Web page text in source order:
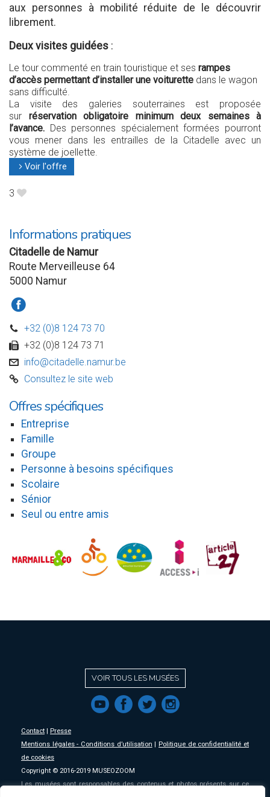
aux personnes à mobilité réduite de le découvrir
librement.
Deux visites guidées :
Le tour commenté en train touristique et ses rampes
d’accès permettant d’installer une voiturette dans le wagon
sans difficulté.
La visite des galeries souterraines est proposée
sur réservation obligatoire minimum deux semaines à
l’avance. Des personnes spécialement formées pourront
vous mener dans les entrailles de la Citadelle avec un
système de joellette.
l Voir l'offre
3 B
Informations pratiques
Citadelle de Namur
Route Merveilleuse 64
5000 Namur
a
D +32 (0)8 124 73 70
w +32 (0)8 124 73 71
v info@citadelle.namur.be
C Consultez le site web
Offres spécifiques
Entreprise
Famille
Groupe
Personne à besoins spécifiques
Scolaire
Sénior
Seul ou entre amis
VOIR TOUS LES MUSÉES
f a b e
Contact
Presse
Mentions légales - Conditions d’utilisation
Politique de confidentialité et
de cookies
Copyright © 2016-2019 MUSEOZOOM
Les musées sont responsables des contenus et photos présents sur ce